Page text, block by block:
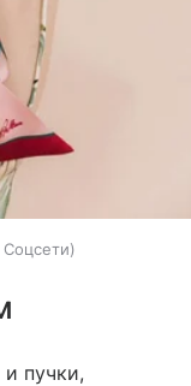
Соцсети
пучки,